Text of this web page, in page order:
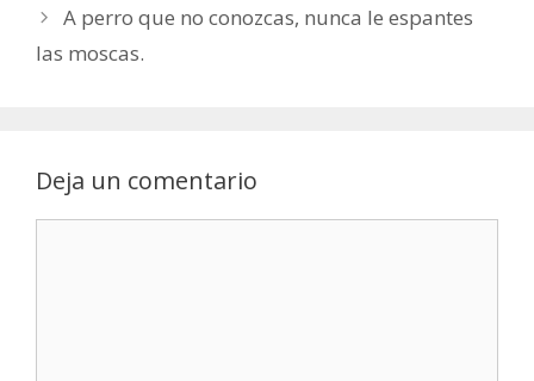
A perro que no conozcas, nunca le espantes
las moscas.
Deja un comentario